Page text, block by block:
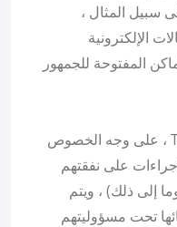
سبيل المثال ،
الإلكترونية
المفتوحة للجمهور
على وجه الخصوص ، Troov ليست مسؤولة عن الوقت
على نفقتهم
إلى ذلك) ، ويتم
تحت مسؤوليتهم